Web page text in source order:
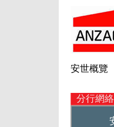
安世概覽
分行網絡